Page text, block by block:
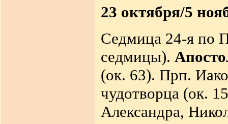
23 октября/5
Седмица 24-я по
седмицы).
(ок. 63). Прп.
чудотворца (ок.
Александра,